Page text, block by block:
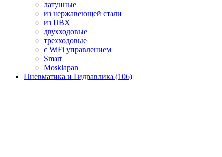
латунные
из нержавеющей стали
из ПВХ
двухходовые
трехходовые
с WiFi управлением
Smart
Mosklapan
Пневматика и Гидравлика (106)